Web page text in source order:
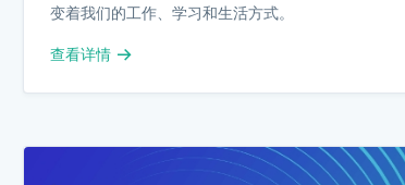
变着我们的工作、学习和生活方式。
查看详情